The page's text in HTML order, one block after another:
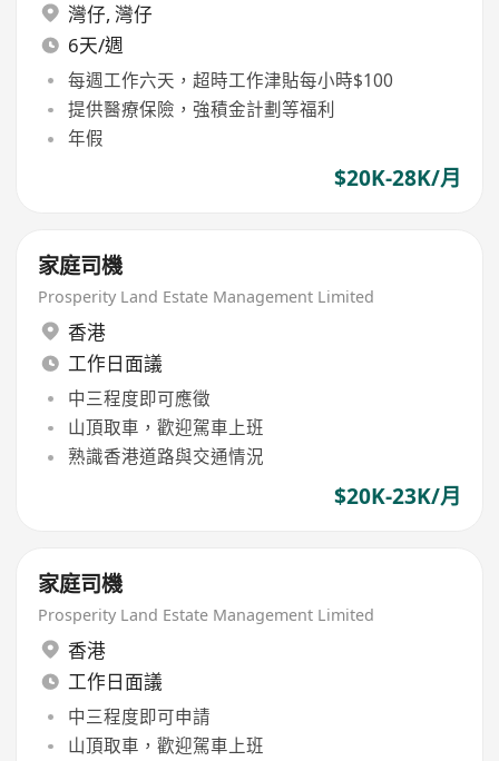
灣仔, 灣仔
6天/週
每週工作六天，超時工作津貼每小時$100
提供醫療保險，強積金計劃等福利
年假
$20K-28K/月
家庭司機
Prosperity Land Estate Management Limited
香港
工作日面議
中三程度即可應徵
山頂取車，歡迎駕車上班
熟識香港道路與交通情況
$20K-23K/月
家庭司機
Prosperity Land Estate Management Limited
香港
工作日面議
中三程度即可申請
山頂取車，歡迎駕車上班